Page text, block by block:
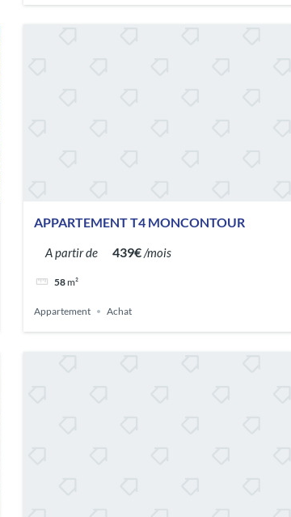
APPARTEMENT T4 MONCONTOUR
A partir de 439€/mois
58m²
Appartement Achat